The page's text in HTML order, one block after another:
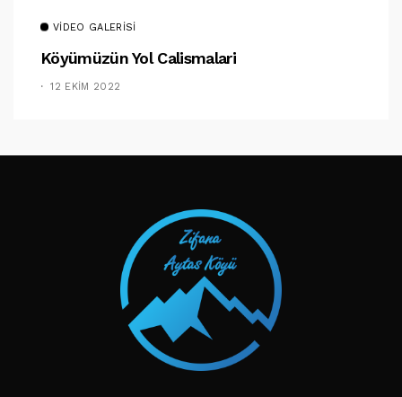
VIDEO GALERISI
Köyümüzün Yol Calismalari
12 EKIM 2022
TAKIP ET